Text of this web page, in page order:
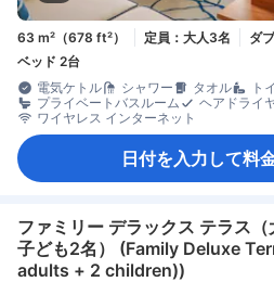
63 m²（678 ft²） 定員：大人3名
ダ
ベッド 2台
電気ケトル
シャワー タオル ト
プライベートバスルーム
ヘアドライ
ワイヤレス インターネット
日付を入力して料
ファミリー デラックス テラス（
子ども2名） (Family Deluxe
adults + 2 children))